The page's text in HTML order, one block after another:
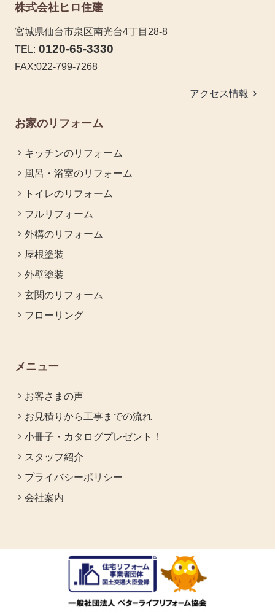
株式会社ヒロ住建
宮城県仙台市泉区南光台4丁目28-8
TEL: 0120-65-3330
FAX:022-799-7268
アクセス情報 keyboard_arrow_right
お家のリフォーム
キッチンのリフォーム
風呂・浴室のリフォーム
トイレのリフォーム
フルリフォーム
外構のリフォーム
屋根塗装
外壁塗装
玄関のリフォーム
フローリング
メニュー
お客さまの声
お見積りから工事までの流れ
小冊子・カタログプレゼント！
スタッフ紹介
プライバシーポリシー
会社案内